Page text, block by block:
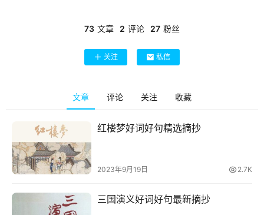
73 文章 2 评论 27 粉丝
关注 私信
文章 评论 关注 收藏
红楼梦好词好句精选摘抄
2023年9月19日 2.7K
三国演义好词好句最新摘抄